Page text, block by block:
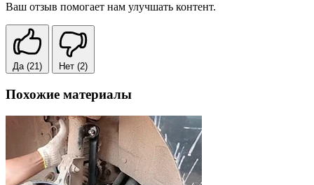
Ваш отзыв помогает нам улучшать контент.
Да (21) Нет (2)
Похожие материалы